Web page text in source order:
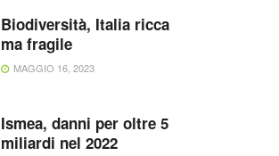
Biodiversità, Italia ricca
ma fragile
MAGGIO 16, 2023
Ismea, danni per oltre 5
miliardi nel 2022